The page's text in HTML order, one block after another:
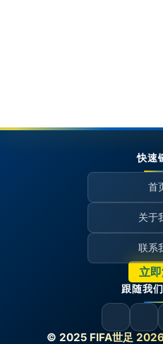
© 2025 FIFA世足
快速
首
关于
联系
立
跟随我